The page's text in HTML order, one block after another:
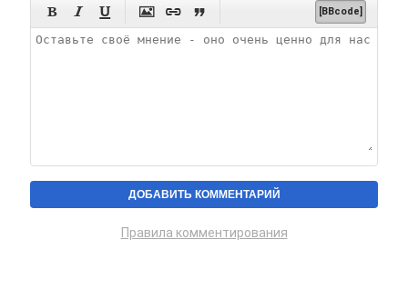
      [BBcode]
Правила комментирования